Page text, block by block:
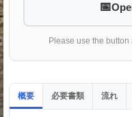
Please use the
概要 必要書類 流れ